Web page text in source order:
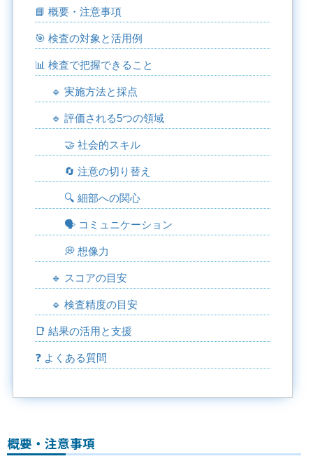
📘 概要・注意事項
🎯 検査の対象と活用例
📊 検査で把握できること
🔹 実施方法と採点
🔹 評価される5つの領域
🤝 社会的スキル
🔄 注意の切り替え
🔍 細部への関心
🗣️ コミュニケーション
💭 想像力
🔹 スコアの目安
🔹 検査精度の目安
📑 結果の活用と支援
❓ よくある質問
概要・注意事項